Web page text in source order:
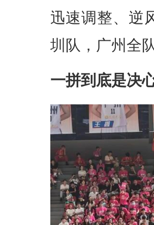
迅速调整、逆
圳队，广州全
一拼到底是决